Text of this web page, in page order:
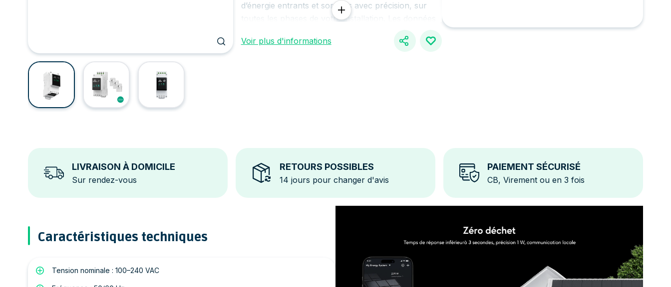
d’énergie entrants et sortants avec précision, sur
toutes les phases de votre installation. Les données
l’application Zendure ce qui vous permet d'ajuster et
Smart Meter 3CT commence à collecter les données
dès sa mise en service.
Zendure Smart Meter 3CT
pour surveiller, comprendre et optimiser votre
consommation d’énergie solaire. Une gestion fluide,
Faites le choix de la performance et de la
Voir plus d'informations
LIVRAISON À DOMICILE
Sur rendez-vous
RETOURS POSSIBLES
14 jours pour changer d'avis
PAIEMENT SÉCURISÉ
CB, Virement ou en 3 fois
Caractéristiques techniques
Tension nominale : 100–240 VAC